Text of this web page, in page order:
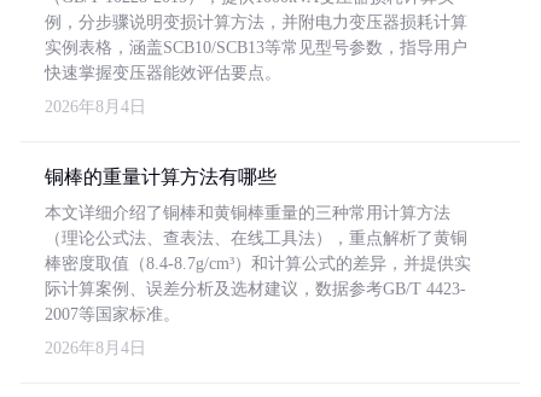
例，分步骤说明变损计算方法，并附电力变压器损耗计算
实例表格，涵盖SCB10/SCB13等常见型号参数，指导用户
快速掌握变压器能效评估要点。
2026年8月4日
铜棒的重量计算方法有哪些
本文详细介绍了铜棒和黄铜棒重量的三种常用计算方法
（理论公式法、查表法、在线工具法），重点解析了黄铜
棒密度取值（8.4-8.7g/cm³）和计算公式的差异，并提供实
际计算案例、误差分析及选材建议，数据参考GB/T 4423-
2007等国家标准。
2026年8月4日